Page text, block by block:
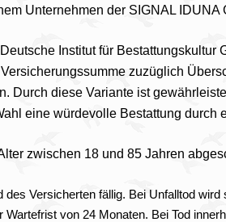
Unternehmen der SIGNAL IDUNA
Institut für
zuzüglich
Durch diese Variante ist
eine würdevolle Bestattung durch
zwischen 18 und 85 Jahren
des Versicherten fällig. Bei Unfalltod
von 24 Monaten. Bei Tod